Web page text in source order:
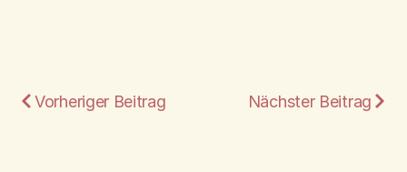
Vorheriger Beitrag Nächster Beitrag